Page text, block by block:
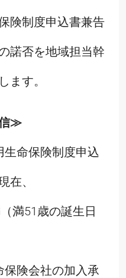
険制度申込書兼告
諾否を地域担当幹
ます。
≫
生命保険制度申込
在、
満51歳の誕生日
保険会社の加入承